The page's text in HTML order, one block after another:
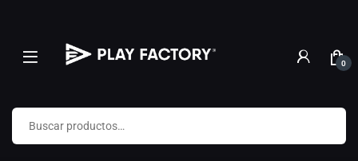
0
Buscar por: